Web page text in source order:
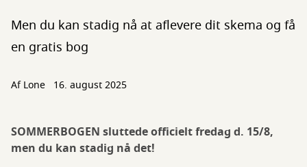
Men du kan stadig nå at aflevere dit skema og få
en gratis bog
AfLone 16. august 2025
SOMMERBOGEN sluttede officielt fredag d. 15/8,
men du kan stadig nå det!